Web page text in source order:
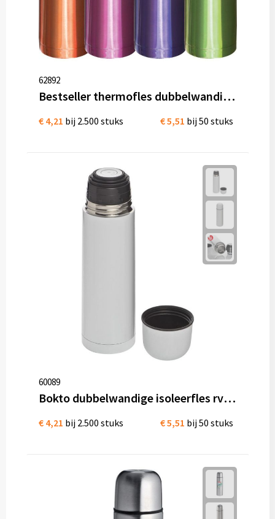
62892
Bestseller thermofles dubbelwandig rvs 500 ml
€ 4,21 bij 2.500 stuks € 5,51 bij 50 stuks
60089
Bokto dubbelwandige isoleerfles rvs 500 ml
€ 4,21 bij 2.500 stuks € 5,51 bij 50 stuks